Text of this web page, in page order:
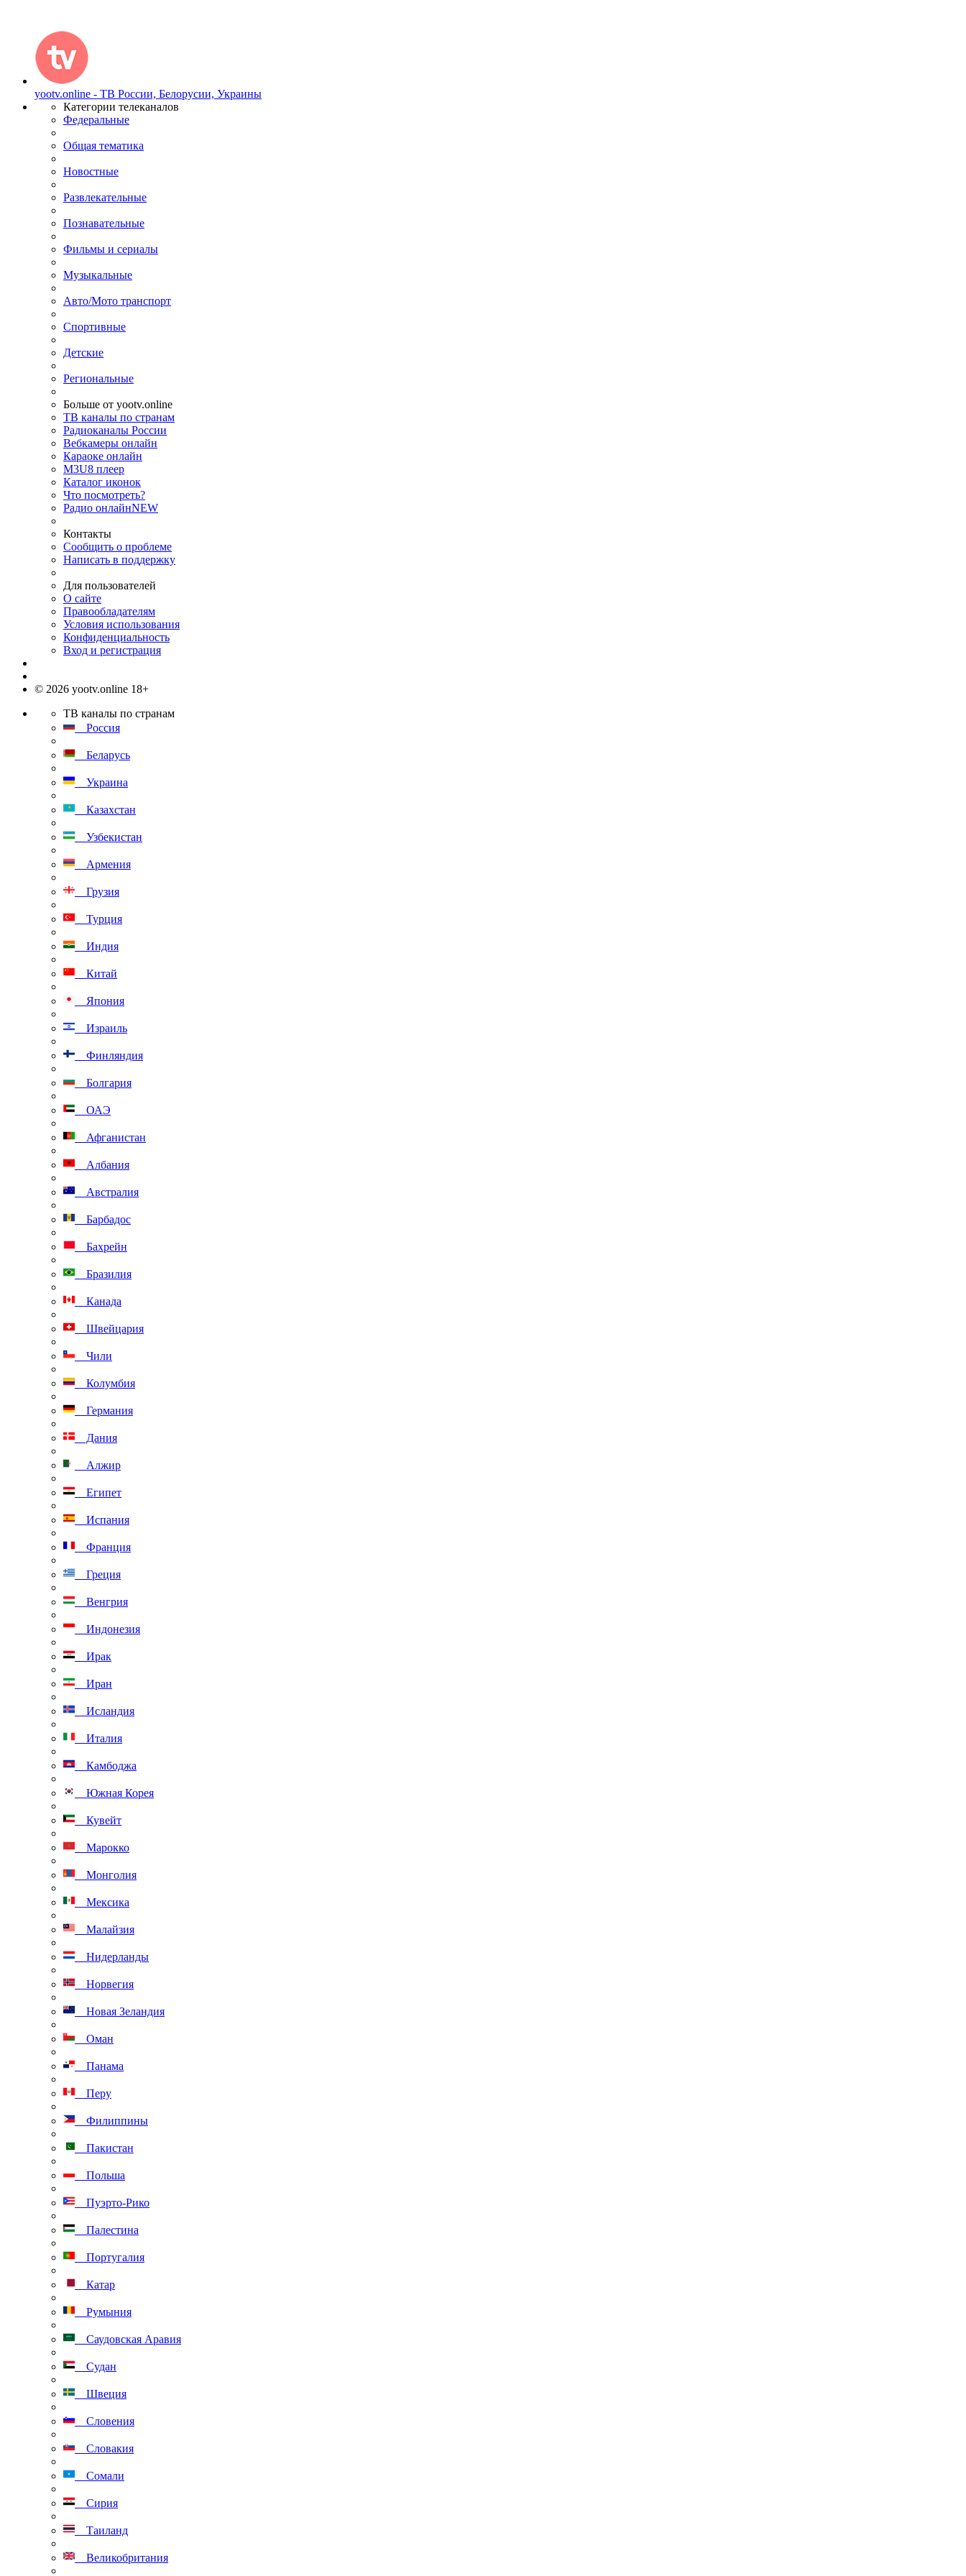
yootv.online - ТВ России, Белорусии, Украины
Категории телеканалов
Федеральные
Общая тематика
Новостные
Развлекательные
Познавательные
Фильмы и сериалы
Музыкальные
Авто/Мото транспорт
Спортивные
Детские
Региональные
Больше от yootv.online
ТВ каналы по странам
Радиоканалы России
Вебкамеры онлайн
Караоке онлайн
M3U8 плеер
Каталог иконок
Что посмотреть?
Радио онлайнNEW
Контакты
Сообщить о проблеме
Написать в поддержку
Для пользователей
О сайте
Правообладателям
Условия использования
Конфиденциальность
Вход и регистрация
© 2026 yootv.online 18+
ТВ каналы по странам
Россия
Беларусь
Украина
Казахстан
Узбекистан
Армения
Грузия
Турция
Индия
Китай
Япония
Израиль
Финляндия
Болгария
ОАЭ
Афганистан
Албания
Австралия
Барбадос
Бахрейн
Бразилия
Канада
Швейцария
Чили
Колумбия
Германия
Дания
Алжир
Египет
Испания
Франция
Греция
Венгрия
Индонезия
Ирак
Иран
Исландия
Италия
Камбоджа
Южная Корея
Кувейт
Марокко
Монголия
Мексика
Малайзия
Нидерланды
Норвегия
Новая Зеландия
Оман
Панама
Перу
Филиппины
Пакистан
Польша
Пуэрто-Рико
Палестина
Португалия
Катар
Румыния
Саудовская Аравия
Судан
Швеция
Словения
Словакия
Сомали
Сирия
Таиланд
Великобритания